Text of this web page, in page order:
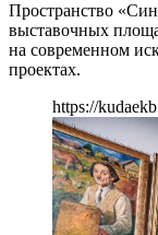
Пространство
выставочных
на современном
проектах.
https://